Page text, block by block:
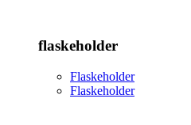
flaskeholder
Flaskeholder
Flaskeholder